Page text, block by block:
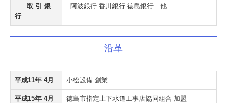
取 引 銀
行
阿波銀行 香川銀行 徳島銀行 他
沿革
平成11年 4月 小松設備 創業
平成15年 4月 徳島市指定上下水道工事店協同組合 加盟